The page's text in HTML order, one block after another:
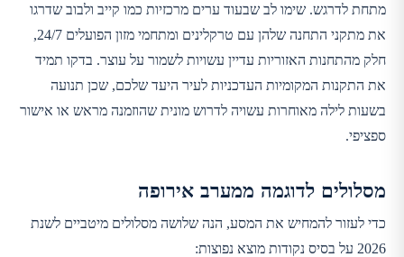
מתחת לדרגש. שימו לב שבעוד ערים מרכזיות כמו קייב ולבוב שדרגו
את מתקני התחנה שלהן עם טרקלינים ומתחמי מזון הפועלים 24/7,
חלק מהתחנות האזוריות עדיין עשויות לשמור על עוצר. בדקו תמיד
את התקנות המקומיות העדכניות לעיר היעד שלכם, שכן תנועה
בשעות לילה מאוחרות עשויה לדרוש מונית שהוזמנה מראש או אישור
ספציפי.
מסלולים לדוגמה ממערב אירופה
כדי לעזור להמחיש את המסע, הנה שלושה מסלולים מיטביים לשנת
2026 על בסיס נקודות מוצא נפוצות: